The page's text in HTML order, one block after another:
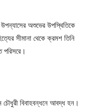
অশুভের উপস্থিতিকে
সীমানা থেকে ক্রমশ তিনি
পরিসরে।
চৌধুরী বিবাহবন্ধনে আবদ্ধ হন।